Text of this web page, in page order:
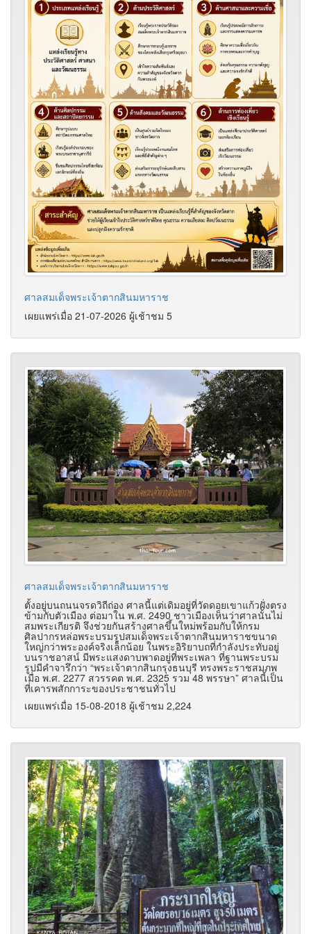
ศาลสมเด็จพระเจ้าตากสินมหาราช
เผยแพร่เมื่อ 21-07-2026 ผู้เช้าชม 5
ศาลสมเด็จพระเจ้าตากสินมหาราช
ตั้งอยู่บนถนนจรดวิถีถ่อง ศาลนี้แต่เดิมอยู่ที่วัดดอยเขาแก้วฝั่งตรง
ข้ามกับตัวเมือง ต่อมาใน พ.ศ. 2490 ชาวเมืองเห็นว่าศาลนั้นไม่
สมพระเกียรติ จึงช่วยกันสร้างศาลขึ้นใหม่พร้อมกับให้กรม
ศิลปากรหล่อพระบรมรูปสมเด็จพระเจ้าตากสินมหาราชขนาด
ใหญ่กว่าพระองค์จริงเล็กน้อย ในพระอิริยาบถที่กำลังประทับอยู่
บนราชอาสน์ มีพระแสงดาบพาดอยู่ที่พระเพลา ที่ฐานพระบรม
รูปมีคำจารึกว่า “พระเจ้าตากสินกรุงธนบุรี ทรงพระราชสมภพ
เมื่อ พ.ศ. 2277 สวรรคต พ.ศ. 2325 รวม 48 พรรษา” ศาลนี้เป็น
ที่เคารพสักการะของประชาชนทั่วไป
เผยแพร่เมื่อ 15-08-2018 ผู้เช้าชม 2,224